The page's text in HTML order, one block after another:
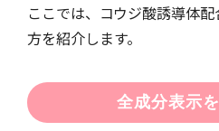
ここでは、コウジ酸誘導体
方を紹介します。
全成分表示